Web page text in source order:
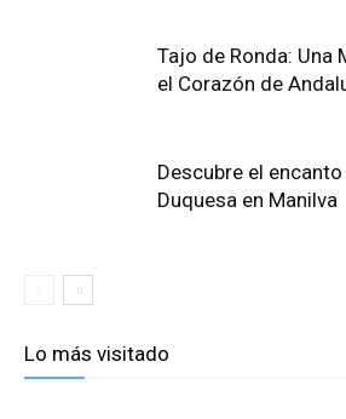
Tajo de Ronda: Una
el Corazón de
Descubre el
Duquesa en Manilva
Lo más visitado